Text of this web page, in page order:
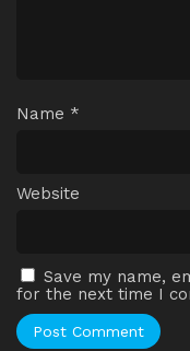
Name *
Website
Save my name,
for the next time I